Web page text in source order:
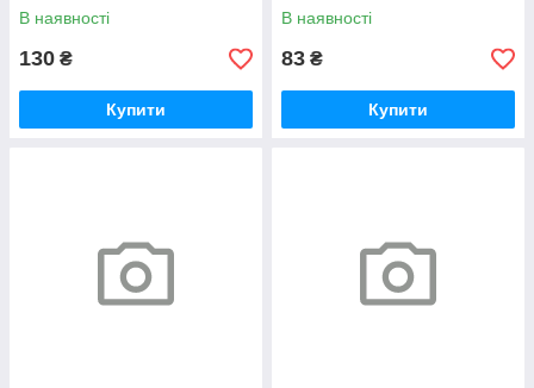
В наявності
130 ₴
Купити
В наявності
83 ₴
Купити